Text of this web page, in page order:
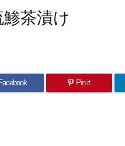
茶漬け
Facebook Pin it